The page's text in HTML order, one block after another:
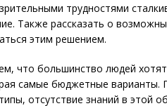
трудностями
Также рассказать о
этим решением.
что большинство людей
самые бюджетные варианты.
отсутствие знаний в этой